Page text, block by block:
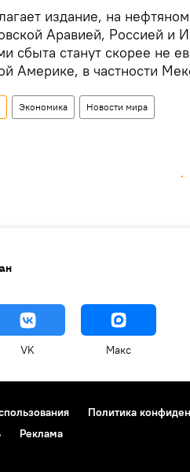
издание, на
Аравией, Россией и
сбыта станут скорее не
Америке, в частности
Экономика Новости мира
VK Макс
Политика
Реклама